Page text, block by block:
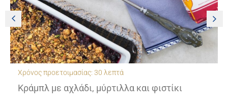
Χρόνος προετοιμασίας: 30 λεπτά
Κράμπλ με αχλάδι, μύρτιλλα και φιστίκι